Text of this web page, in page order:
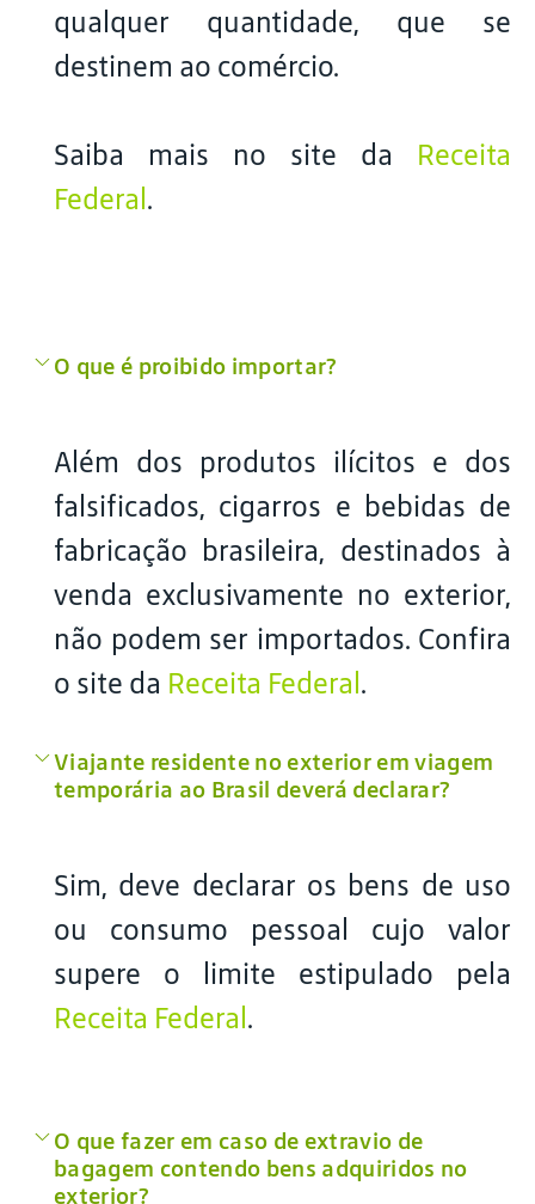
qualquer quantidade, que se
destinem ao comércio.
Saiba mais no site da Receita
Federal .
O que é proibido importar?
Além dos produtos ilícitos e dos
falsificados, cigarros e bebidas de
fabricação brasileira, destinados à
venda exclusivamente no exterior,
não podem ser importados. Confira
o site da Receita Federal .
Viajante residente no exterior em viagem
temporária ao Brasil deverá declarar?
Sim, deve declarar os bens de uso
ou consumo pessoal cujo valor
supere o limite estipulado pela
Receita Federal .
O que fazer em caso de extravio de
bagagem contendo bens adquiridos no
exterior?